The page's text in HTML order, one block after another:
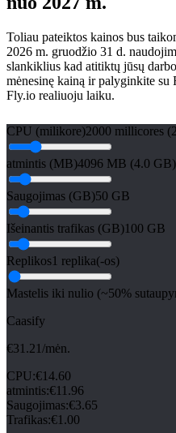
Toliau pateiktos kainos bus
2026 m. gruodžio 31 d.
slankiklius kad atitiktų jūsų
mėnesinę kainą ir palyginkite
Fly.io realiuoju laiku.
CPU (milikore)2000 millicores
atmintis (MB)4096 MB (4.0 GB)
Saugojimas (GB)50 GB
Išeinantis trafikas (GB)100 GB
Replikos1 replika(-os)
Mastelis iki nulio (~50%
Caasify
€31.21/mėn.
CPU:€14.60
atmintis:€11.96
Saugojimas:€3.65
Trafikas:€1.00